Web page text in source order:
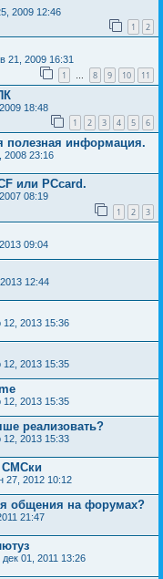
2009 12:46
1 2
21, 2009 16:31
1 … 8 9 10 11
18:48
1 2 3 4 5 6
полезная информация.
2008 23:16
или PCcard.
08:19
1 2 3
09:04
12:44
12, 2013 15:36
12, 2013 15:35
12, 2013 15:35
реализовать?
12, 2013 15:33
СМСки
27, 2012 10:12
общения на форумах?
21:47
дек 01, 2011 13:26